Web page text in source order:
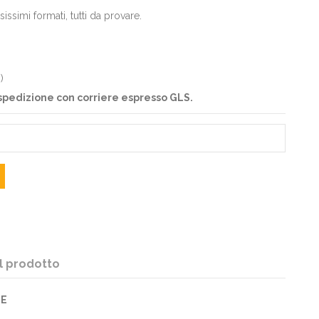
formati, tutti da provare.
con corriere espresso GLS.
prodotto